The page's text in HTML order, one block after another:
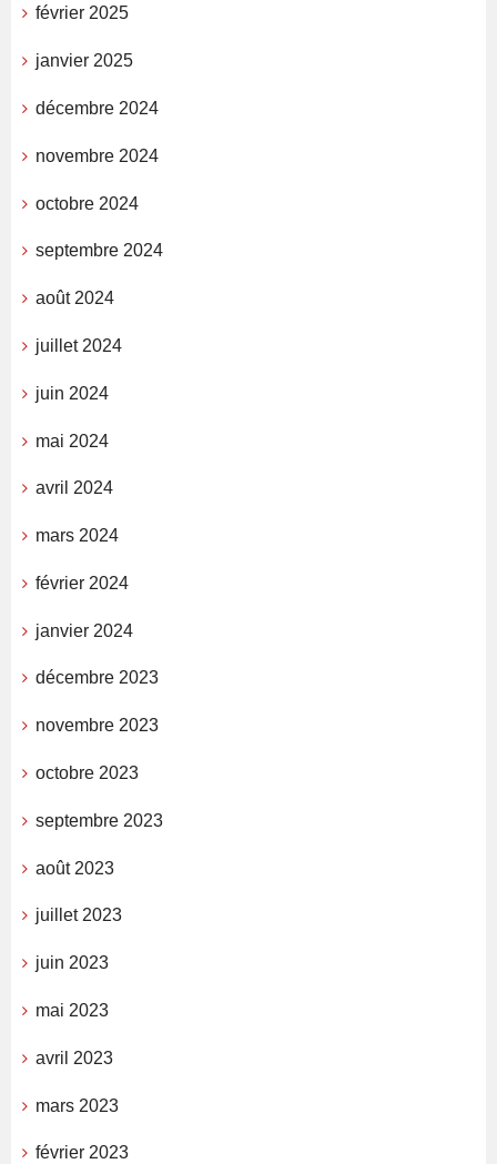
février 2025
janvier 2025
décembre 2024
novembre 2024
octobre 2024
septembre 2024
août 2024
juillet 2024
juin 2024
mai 2024
avril 2024
mars 2024
février 2024
janvier 2024
décembre 2023
novembre 2023
octobre 2023
septembre 2023
août 2023
juillet 2023
juin 2023
mai 2023
avril 2023
mars 2023
février 2023